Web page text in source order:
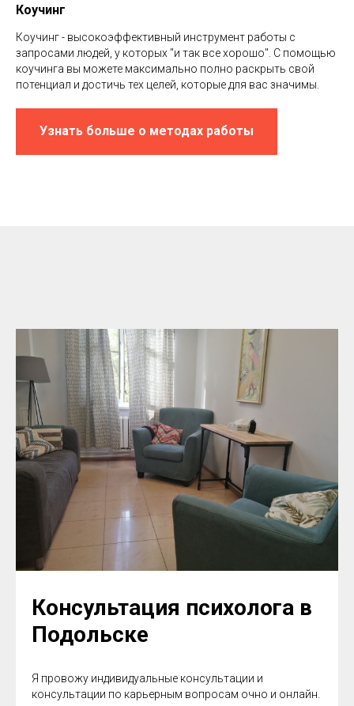
Коучинг
Коучинг - высокоэффективный инструмент работы с
запросами людей, у которых "и так все хорошо". С помощью
коучинга вы можете максимально полно раскрыть свой
потенциал и достичь тех целей, которые для вас значимы.
Узнать больше о методах работы
Консультация психолога в
Подольске
Я провожу индивидуальные консультации и
консультации по карьерным вопросам очно и онлайн.